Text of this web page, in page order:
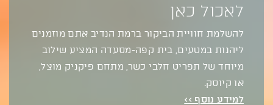
לאכול כאן
להשלמת חוויית הביקור ברמת הנדיב אתם מוזמנים
ליהנות במטעים, בית קפה-מסעדה המציע שילוב
מיוחד של תפריט חלבי כשר, מתחם פיקניק מוצל,
או קיוסק.
למידע נוסף >>